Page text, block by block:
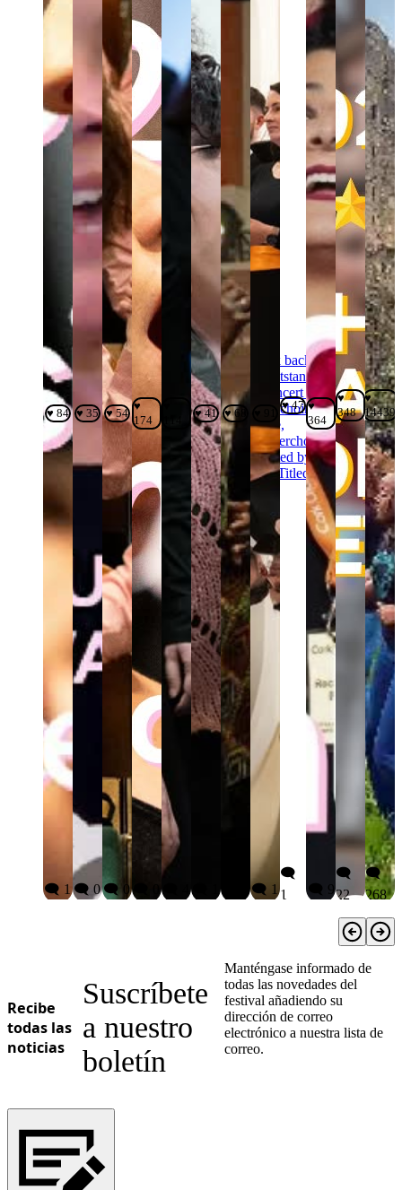
♥ 84
🗨️ 1
♥ 35
🗨️ 0
♥ 54
🗨️ 0
♥
174
♥ 41 ♥ 68
🗨️ 1
♥ 47
🗨️
1
♥
364
🗨️ 9
♥
348
🗨️
22
♥
14439
🗨️
268
Recibe
todas las
noticias
Suscríbete
a nuestro
boletín
Manténgase informado de
todas las novedades del
festival añadiendo su
dirección de correo
electrónico a nuestra lista de
correo.